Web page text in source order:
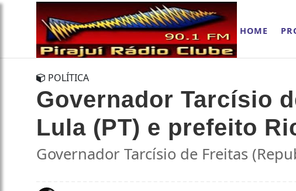
HOME
POLÍTICA
Governador Tarcísio
Lula (PT) e prefeito
Governador Tarcísio de Freitas